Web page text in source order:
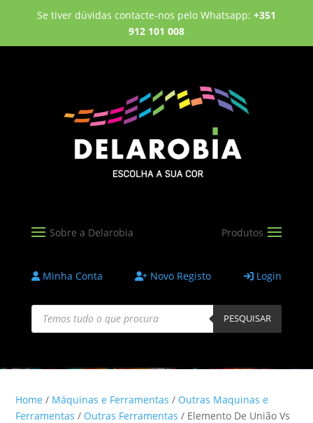
Se tiver dúvidas contacte-nos pelo Whatsapp: +351
912 101 008
Minha Conta Novo Registo Login
Products
search PESQUISAR
Home / Máquinas e Ferramentas / Outras Maquinas e
Ferramentas / Outras Ferramentas / Elemento De União Vs